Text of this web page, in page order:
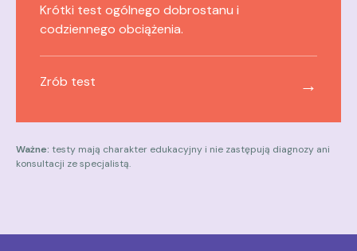
Krótki test ogólnego dobrostanu i
codziennego obciążenia.
Zrób test →
Ważne: testy mają charakter edukacyjny i nie zastępują diagnozy ani
konsultacji ze specjalistą.